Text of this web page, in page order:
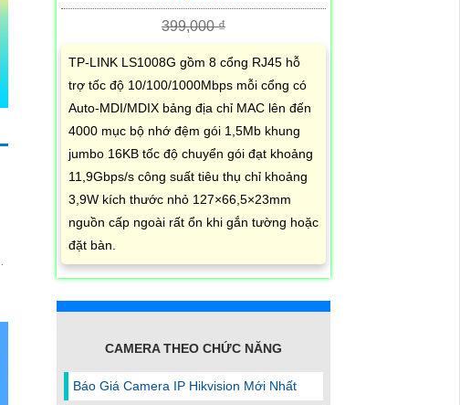
399,000 ₫
TP-LINK LS1008G gồm 8 cổng RJ45 hỗ
trợ tốc độ 10/100/1000Mbps mỗi cổng có
Auto-MDI/MDIX bảng địa chỉ MAC lên đến
4000 mục bộ nhớ đệm gói 1,5Mb khung
jumbo 16KB tốc độ chuyển gói đạt khoảng
11,9Gbps/s công suất tiêu thụ chỉ khoảng
3,9W kích thước nhỏ 127×66,5×23mm
nguồn cấp ngoài rất ổn khi gắn tường hoặc
đặt bàn.
CAMERA THEO CHỨC NĂNG
Báo Giá Camera IP Hikvision Mới Nhất